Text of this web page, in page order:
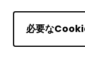
必要な